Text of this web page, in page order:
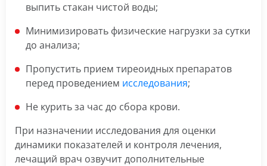
выпить стакан чистой воды;
Минимизировать физические нагрузки за сутки
до анализа;
Пропустить прием тиреоидных препаратов
перед проведением исследования;
Не курить за час до сбора крови.
При назначении исследования для оценки
динамики показателей и контроля лечения,
лечащий врач озвучит дополнительные